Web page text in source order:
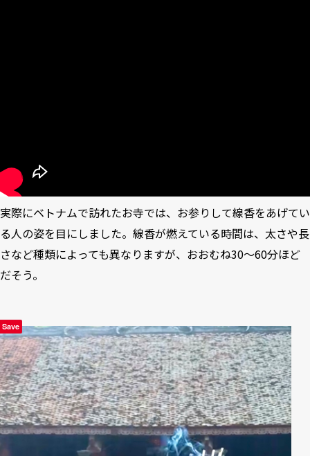
実際にベトナムで訪れたお寺では、お参りして線香をあげてい
る人の姿を目にしました。線香が燃えている時間は、太さや長
さなど種類によっても異なりますが、おおむね30～60分ほど
だそう。
Save